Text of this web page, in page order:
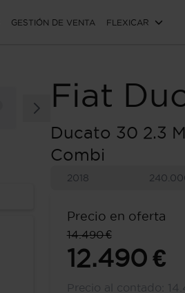
GESTIÓN DE VENTA FLEXICAR
Fiat
Ducato 30 2.3
Combi
2018
Precio en oferta
14.490 €
12.490 €
Precio al contado: